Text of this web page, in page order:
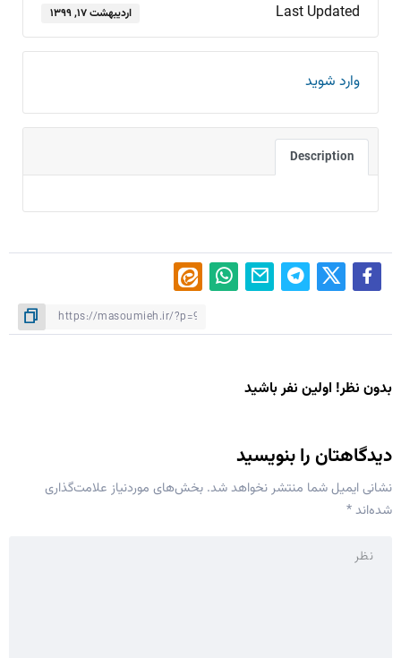
Last Updated اردیبهشت ۱۷, ۱۳۹۹
وارد شوید
Description
بدون نظر! اولین نفر باشید
دیدگاهتان را بنویسید
نشانی ایمیل شما منتشر نخواهد شد. بخش‌های موردنیاز علامت‌گذاری
شده‌اند*